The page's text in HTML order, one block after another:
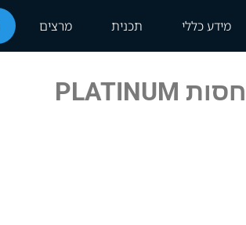
מידע כללי תכנית מרצים
חסות PLATINUM